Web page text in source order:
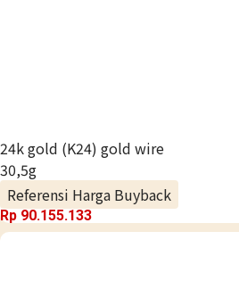
24k gold (K24) gold wire
30,5g
Referensi Harga Buyback
Rp 90.155.133